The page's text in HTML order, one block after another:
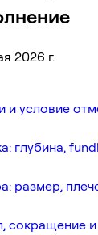
2026 г.
и условие
глубина,
размер,
сокращение